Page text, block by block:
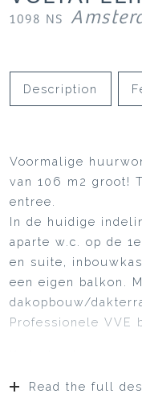
1098 NS
Description
Voormalige
van 106 m2 groot!
entree.
In de huidige
aparte w.c. op de
en suite,
een eigen balkon.
dakopbouw/
Professionele VVE
eerste en tweede
Read the full